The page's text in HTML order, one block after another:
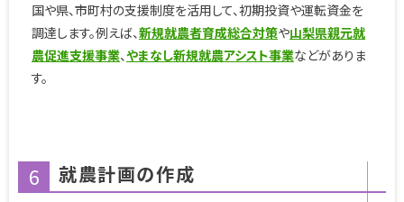
国や県、市町村の支援制度を活用して、初期投資や運転資金を
調達します。例えば、新規就農者育成総合対策や山梨県親元就
農促進支援事業、やまなし新規就農アシスト事業などがありま
す。
6 就農計画の作成